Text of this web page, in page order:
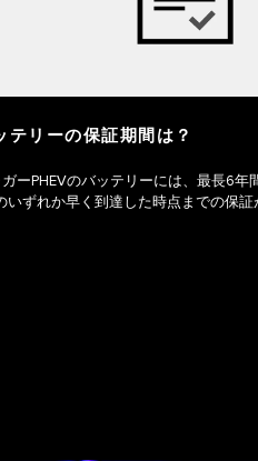
テリーの保証期間は？
ガーPHEVのバッテリーには、最長6年
いずれか早く到達した時点までの保証